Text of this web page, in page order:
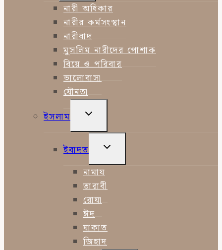
MENU
নারী অধিকার
নারীর কর্মসংস্থান
নারীবাদ
মুসলিম নারীদের পোশাক
বিয়ে ও পরিবার
ভালোবাসা
যৌনতা
ইসলাম
TOGGLE
MENU
ইবাদত
TOGGLE
MENU
নামায
তারাবী
রোযা
ঈদ
যাকাত
জিহাদ